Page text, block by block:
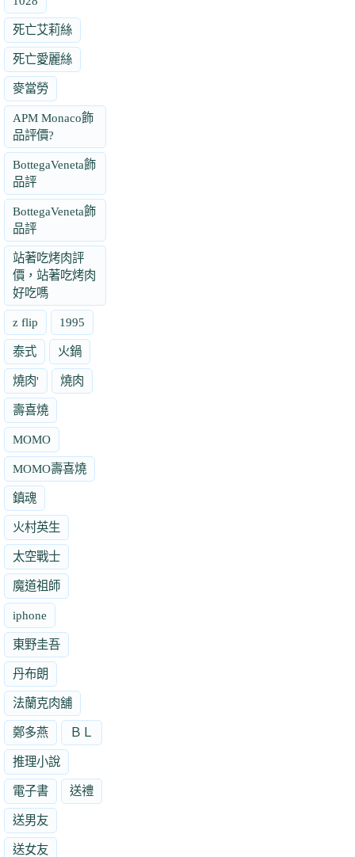
死亡艾莉絲
死亡愛麗絲
麥當勞
APM Monaco飾
品評價?
BottegaVeneta飾
品評
BottegaVeneta飾
品評
站著吃烤肉評
價，站著吃烤肉
好吃嗎
z flip 1995
泰式 火鍋
燒肉' 燒肉
壽喜燒
MOMO
MOMO壽喜燒
鎮魂
火村英生
太空戰士
魔道祖師
iphone
東野圭吾
丹布朗
法蘭克肉舖
鄭多燕 ＢＬ
推理小說
電子書 送禮
送男友
送女友